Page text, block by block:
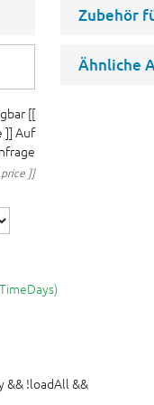
[[
]] Auf
]]
&& !loadAll &&
Zubehör
Ähnliche